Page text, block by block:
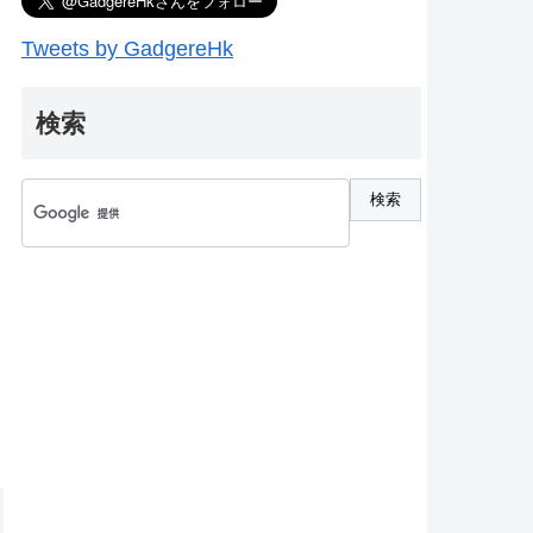
Tweets by GadgereHk
検索